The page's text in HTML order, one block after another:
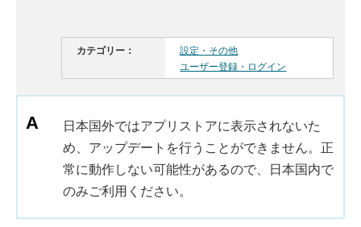
カテゴリー：
設定・その他
ユーザー登録・ログイン
日本国外ではアプリストアに表示されないた
め、アップデートを行うことができません。正
常に動作しない可能性があるので、日本国内で
のみご利用ください。